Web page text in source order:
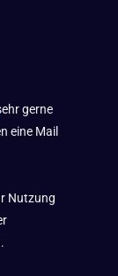
gerne
eine Mail
Nutzung